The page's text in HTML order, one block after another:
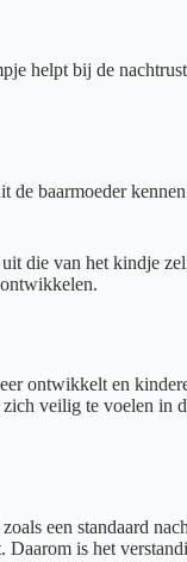
helpt bij de
baarmoeder
die van het kindje
ontwikkelt en
veilig te voelen
een standaard
is het